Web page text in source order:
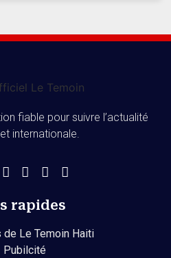
fiable pour suivre l’actualité
internationale.
rapides
de Le Temoin Haiti
Pubilcité